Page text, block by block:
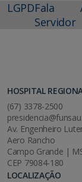
LGPDFala
Servidor
HOSPITAL
(67) 3378-2500
Av. Engenheiro
Aero Rancho
Campo Grande |
CEP 79084-180
LOCALIZAÇÃO